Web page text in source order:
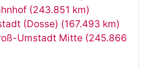
(243.851 km)
(Dosse) (167.493 km)
Umstadt Mitte (245.866